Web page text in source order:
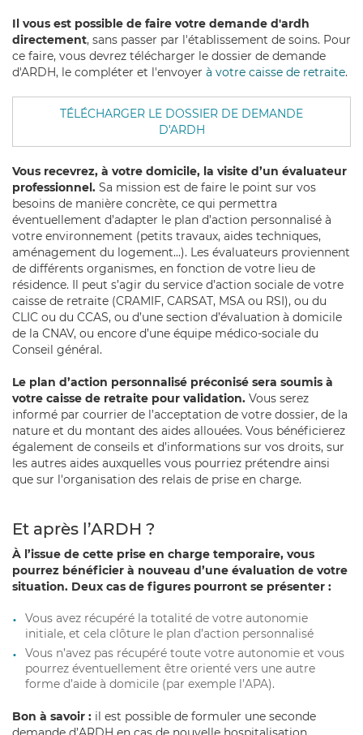
Il vous est possible de faire votre demande d'ardh
directement, sans passer par l'établissement de soins. Pour
ce faire, vous devrez télécharger le dossier de demande
d'ARDH, le compléter et l'envoyer à votre caisse de retraite.
TÉLÉCHARGER LE DOSSIER DE DEMANDE
D'ARDH
Vous recevrez, à votre domicile, la visite d’un évaluateur
professionnel. Sa mission est de faire le point sur vos
besoins de manière concrète, ce qui permettra
éventuellement d’adapter le plan d’action personnalisé à
votre environnement (petits travaux, aides techniques,
aménagement du logement...). Les évaluateurs proviennent
de différents organismes, en fonction de votre lieu de
résidence. Il peut s’agir du service d’action sociale de votre
caisse de retraite (CRAMIF, CARSAT, MSA ou RSI), ou du
CLIC ou du CCAS, ou d’une section d’évaluation à domicile
de la CNAV, ou encore d’une équipe médico-sociale du
Conseil général.
Le plan d’action personnalisé préconisé sera soumis à
votre caisse de retraite pour validation. Vous serez
informé par courrier de l’acceptation de votre dossier, de la
nature et du montant des aides allouées. Vous bénéficierez
également de conseils et d’informations sur vos droits, sur
les autres aides auxquelles vous pourriez prétendre ainsi
que sur l'organisation des relais de prise en charge.
Et après l’ARDH ?
À l’issue de cette prise en charge temporaire, vous
pourrez bénéficier à nouveau d’une évaluation de votre
situation. Deux cas de figures pourront se présenter :
Vous avez récupéré la totalité de votre autonomie
initiale, et cela clôture le plan d’action personnalisé
Vous n’avez pas récupéré toute votre autonomie et vous
pourrez éventuellement être orienté vers une autre
forme d’aide à domicile (par exemple l’APA).
Bon à savoir : il est possible de formuler une seconde